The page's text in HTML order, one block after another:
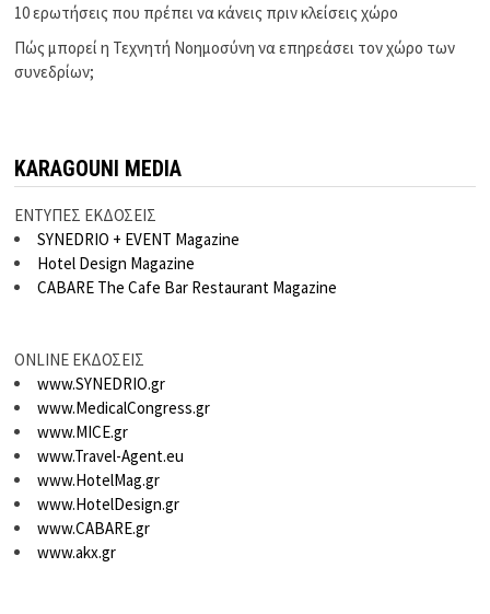
10 ερωτήσεις που πρέπει να κάνεις πριν κλείσεις χώρο
Πώς μπορεί η Τεχνητή Νοημοσύνη να επηρεάσει τον χώρο των
συνεδρίων;
KARAGOUNI MEDIA
ΕΝΤΥΠΕΣ ΕΚΔΟΣΕΙΣ
SYNEDRIO + EVENT Magazine
Hotel Design Magazine
CABARE The Cafe Bar Restaurant Magazine
ONLINE ΕΚΔΟΣΕΙΣ
www.SYNEDRIO.gr
www.MedicalCongress.gr
www.MICE.gr
www.Travel-Agent.eu
www.HotelMag.gr
www.HotelDesign.gr
www.CABARE.gr
www.akx.gr